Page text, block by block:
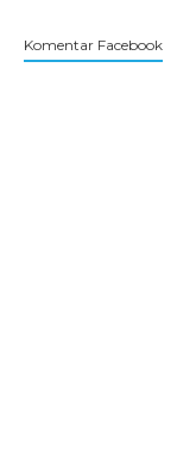
Komentar Facebook